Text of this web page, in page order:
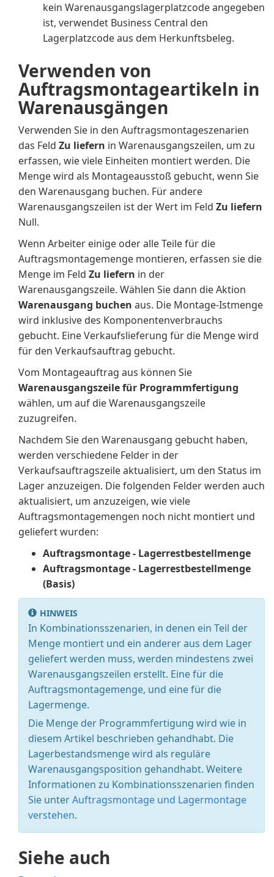
kein Warenausgangslagerplatzcode angegeben
ist, verwendet Business Central den
Lagerplatzcode aus dem Herkunftsbeleg.
Verwenden von
Auftragsmontageartikeln in
Warenausgängen
Verwenden Sie in den Auftragsmontageszenarien
das Feld Zu liefern in Warenausgangszeilen, um zu
erfassen, wie viele Einheiten montiert werden. Die
Menge wird als Montageausstoß gebucht, wenn Sie
den Warenausgang buchen. Für andere
Warenausgangszeilen ist der Wert im Feld Zu liefern
Null.
Wenn Arbeiter einige oder alle Teile für die
Auftragsmontagemenge montieren, erfassen sie die
Menge im Feld Zu liefern in der
Warenausgangszeile. Wählen Sie dann die Aktion
Warenausgang buchen aus. Die Montage-Istmenge
wird inklusive des Komponentenverbrauchs
gebucht. Eine Verkaufslieferung für die Menge wird
für den Verkaufsauftrag gebucht.
Vom Montageauftrag aus können Sie
Warenausgangszeile für Programmfertigung
wählen, um auf die Warenausgangszeile
zuzugreifen.
Nachdem Sie den Warenausgang gebucht haben,
werden verschiedene Felder in der
Verkaufsauftragszeile aktualisiert, um den Status im
Lager anzuzeigen. Die folgenden Felder werden auch
aktualisiert, um anzuzeigen, wie viele
Auftragsmontagemengen noch nicht montiert und
geliefert wurden:
Auftragsmontage - Lagerrestbestellmenge
Auftragsmontage - Lagerrestbestellmenge
(Basis)
HINWEIS
In Kombinationsszenarien, in denen ein Teil der
Menge montiert und ein anderer aus dem Lager
geliefert werden muss, werden mindestens zwei
Warenausgangszeilen erstellt. Eine für die
Auftragsmontagemenge, und eine für die
Lagermenge.
Die Menge der Programmfertigung wird wie in
diesem Artikel beschrieben gehandhabt. Die
Lagerbestandsmenge wird als reguläre
Warenausgangsposition gehandhabt. Weitere
Informationen zu Kombinationsszenarien finden
Sie unterAuftragsmontage und Lagermontage
verstehen.
Siehe auch